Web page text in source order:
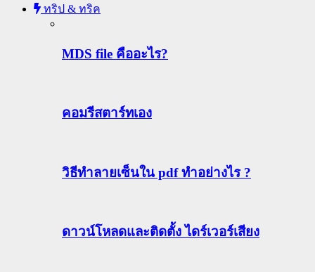
ทริป & ทริค
MDS file คืออะไร?
คอมรีสตาร์ทเอง
วิธีทําลายเซ็นใน pdf ทำอย่างไร ?
ดาวน์โหลดและติดตั้ง ไดร์เวอร์เสียง